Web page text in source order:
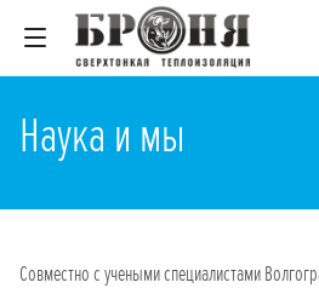
Наука и мы
Совместно с учеными специалистами